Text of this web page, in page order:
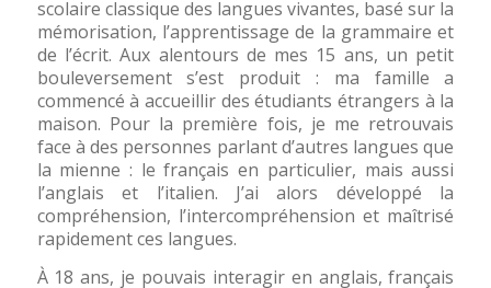
scolaire classique des langues vivantes, basé sur la
mémorisation, l’apprentissage de la grammaire et
de l’écrit. Aux alentours de mes 15 ans, un petit
bouleversement s’est produit : ma famille a
commencé à accueillir des étudiants étrangers à la
maison. Pour la première fois, je me retrouvais
face à des personnes parlant d’autres langues que
la mienne : le français en particulier, mais aussi
l’anglais et l’italien. J’ai alors développé la
compréhension, l’intercompréhension et maîtrisé
rapidement ces langues.
À 18 ans, je pouvais interagir en anglais, français